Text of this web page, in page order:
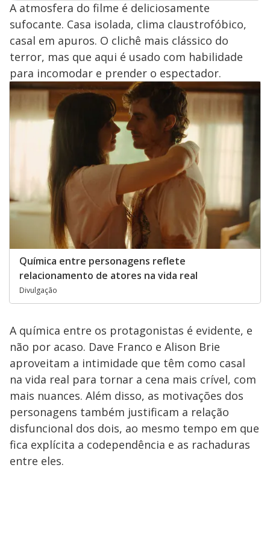
A atmosfera do filme é deliciosamente
sufocante. Casa isolada, clima claustrofóbico,
casal em apuros. O clichê mais clássico do
terror, mas que aqui é usado com habilidade
para incomodar e prender o espectador.
Química entre personagens reflete
relacionamento de atores na vida real
Divulgação
A química entre os protagonistas é evidente, e
não por acaso. Dave Franco e Alison Brie
aproveitam a intimidade que têm como casal
na vida real para tornar a cena mais crível, com
mais nuances. Além disso, as motivações dos
personagens também justificam a relação
disfuncional dos dois, ao mesmo tempo em que
fica explícita a codependência e as rachaduras
entre eles.